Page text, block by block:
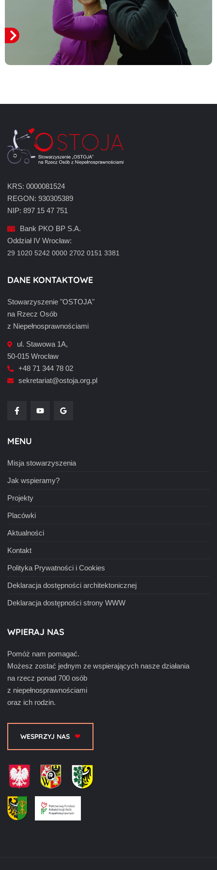
KRS: 0000081524
REGON: 930305389
NIP: 897 15 47 751
Bank PKO BP S.A.
Oddział IV Wrocław:
29 1020 5242 0000 2702 0151 3381
DANE KONTAKTOWE
Stowarzyszenie "OSTOJA"
na Rzecz Osób
z Niepełnosprawnościami
ul. Stawowa 1A,
50-015 Wrocław
+48 71 344 78 02
sekretariat@ostoja.org.pl
MENU
Misja stowarzyszenia
Jak wspieramy?
Projekty
Placówki
Aktualności
Kontakt
Polityka Prywatności i Cookies
Deklaracja dostępności architektonicznej
Deklaracja dostępności strony WWW
WPIERAJ NAS
Pomóż nam pomagać.
Możesz zostać jednym ze wspierających nasze działania
na rzecz ponad 700 osób
z niepełnosprawnościami
oraz ich rodzin.
WESPRZYJ NAS